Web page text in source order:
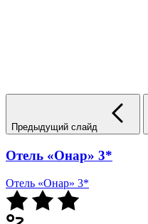
Предыдущий слайд
Отель «Онар» 3*
Отель «Онар» 3*